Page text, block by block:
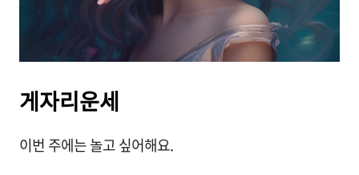
게자리운세
이번 주에는 놀고 싶어해요.